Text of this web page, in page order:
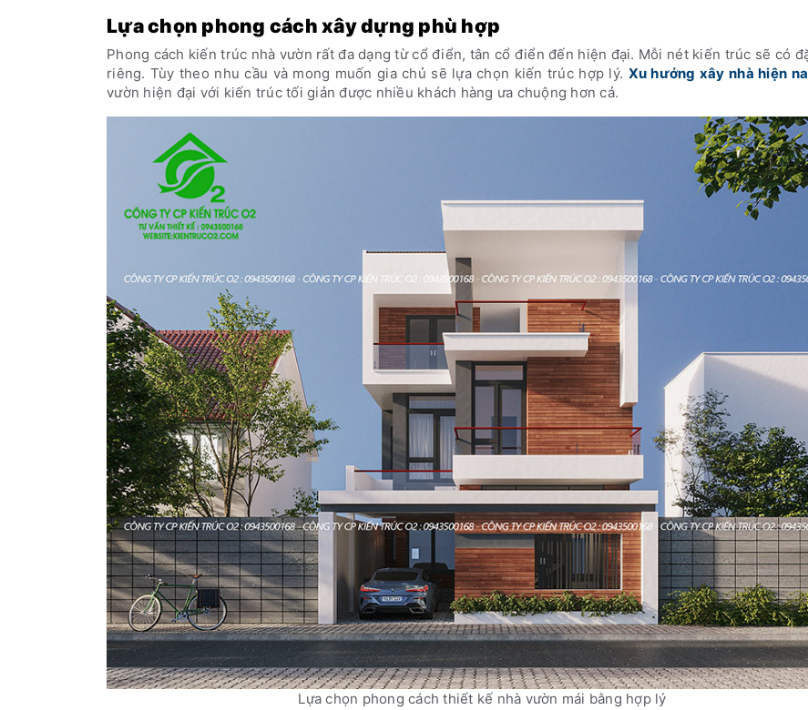
Lựa chọn phong cách xây dựng phù hợp
Phong cách kiến trúc nhà vườn rất đa dạng từ cổ điển, tân cổ điển đến hiện đại. Mỗi nét kiến trúc sẽ có
riêng. Tùy theo nhu cầu và mong muốn gia chủ sẽ lựa chọn kiến trúc hợp lý. Xu hướng xây nhà hiện
vườn hiện đại với kiến trúc tối giản được nhiều khách hàng ưa chuộng hơn cả.
Lựa chọn phong cách thiết kế nhà vườn mái bằng hợp lý